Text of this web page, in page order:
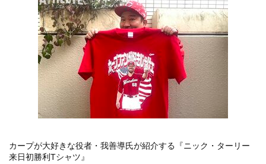
カープが大好きな役者・我善導氏が紹介する『ニック・ターリー
来日初勝利Tシャツ』